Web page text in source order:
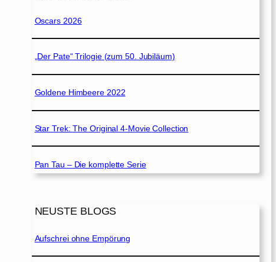
Oscars 2026
„Der Pate“ Trilogie (zum 50. Jubiläum)
Goldene Himbeere 2022
Star Trek: The Original 4-Movie Collection
Pan Tau – Die komplette Serie
NEUSTE BLOGS
Aufschrei ohne Empörung